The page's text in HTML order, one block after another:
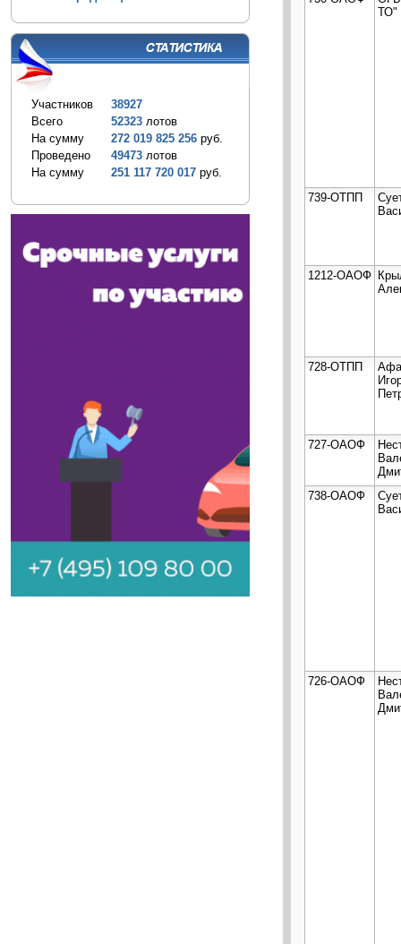
Участников
38927
Всего
52323 лотов
На сумму
272 019 825 256 руб.
Проведено
49473 лотов
На сумму
251 117 720 017 руб.
ТО"
739-ОТПП
1212-ОАОФ
728-ОТПП
727-ОАОФ
738-ОАОФ
726-ОАОФ